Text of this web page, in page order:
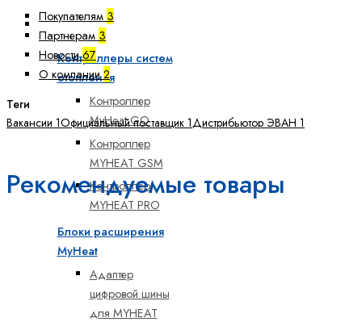
Системы управления отоплением
Контроллеры систем
отопления
Контроллер
MyHeat GO
Контроллер
MYHEAT GSM
Контроллер
MYHEAT PRO
Блоки расширения
MyHeat
Адаптер
цифровой шины
для MYHEAT
Покупателям 3
Партнерам 3
Новости67
О компании2
Теги
Вакансии 1Официальный поставщик 1Дистрибьютор ЭВАН 1
Рекомендуемые товары